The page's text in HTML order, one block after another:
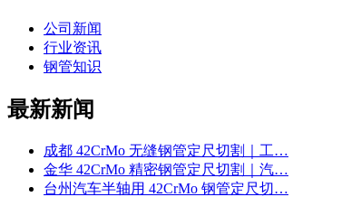
公司新闻
行业资讯
钢管知识
最新新闻
成都 42CrMo 无缝钢管定尺切割｜工…
金华 42CrMo 精密钢管定尺切割｜汽…
台州汽车半轴用 42CrMo 钢管定尺切…